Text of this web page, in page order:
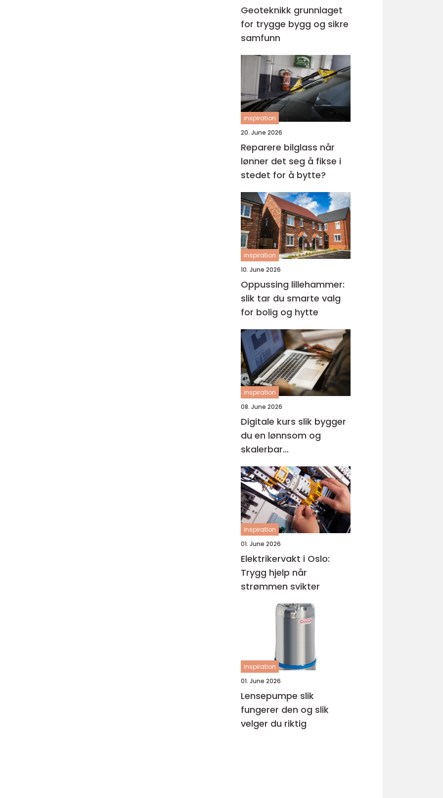
Geoteknikk grunnlaget
for trygge bygg og sikre
samfunn
inspiration
20. June 2026
Reparere bilglass når
lønner det seg å fikse i
stedet for å bytte?
inspiration
10. June 2026
Oppussing lillehammer:
slik tar du smarte valg
for bolig og hytte
inspiration
08. June 2026
Digitale kurs slik bygger
du en lønnsom og
skalerbar
kunnskapsbedrift
inspiration
01. June 2026
Elektrikervakt i Oslo:
Trygg hjelp når
strømmen svikter
inspiration
01. June 2026
Lensepumpe slik
fungerer den og slik
velger du riktig